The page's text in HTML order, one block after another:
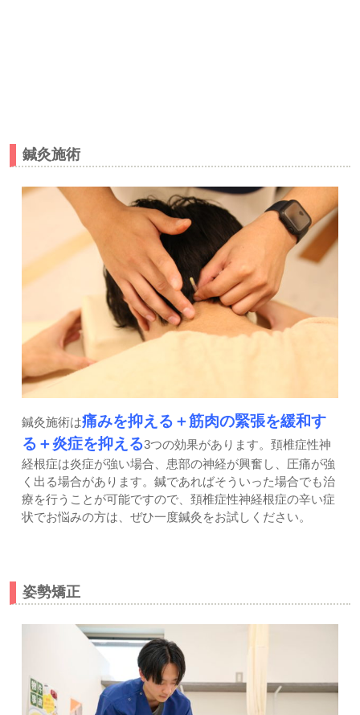
鍼灸施術
鍼灸施術は痛みを抑える＋筋肉の緊張を緩和す
る＋炎症を抑える3つの効果があります。頚椎症性神
経根症は炎症が強い場合、患部の神経が興奮し、圧痛が強
く出る場合があります。鍼であればそういった場合でも治
療を行うことが可能ですので、頚椎症性神経根症の辛い症
状でお悩みの方は、ぜひ一度鍼灸をお試しください。
姿勢矯正